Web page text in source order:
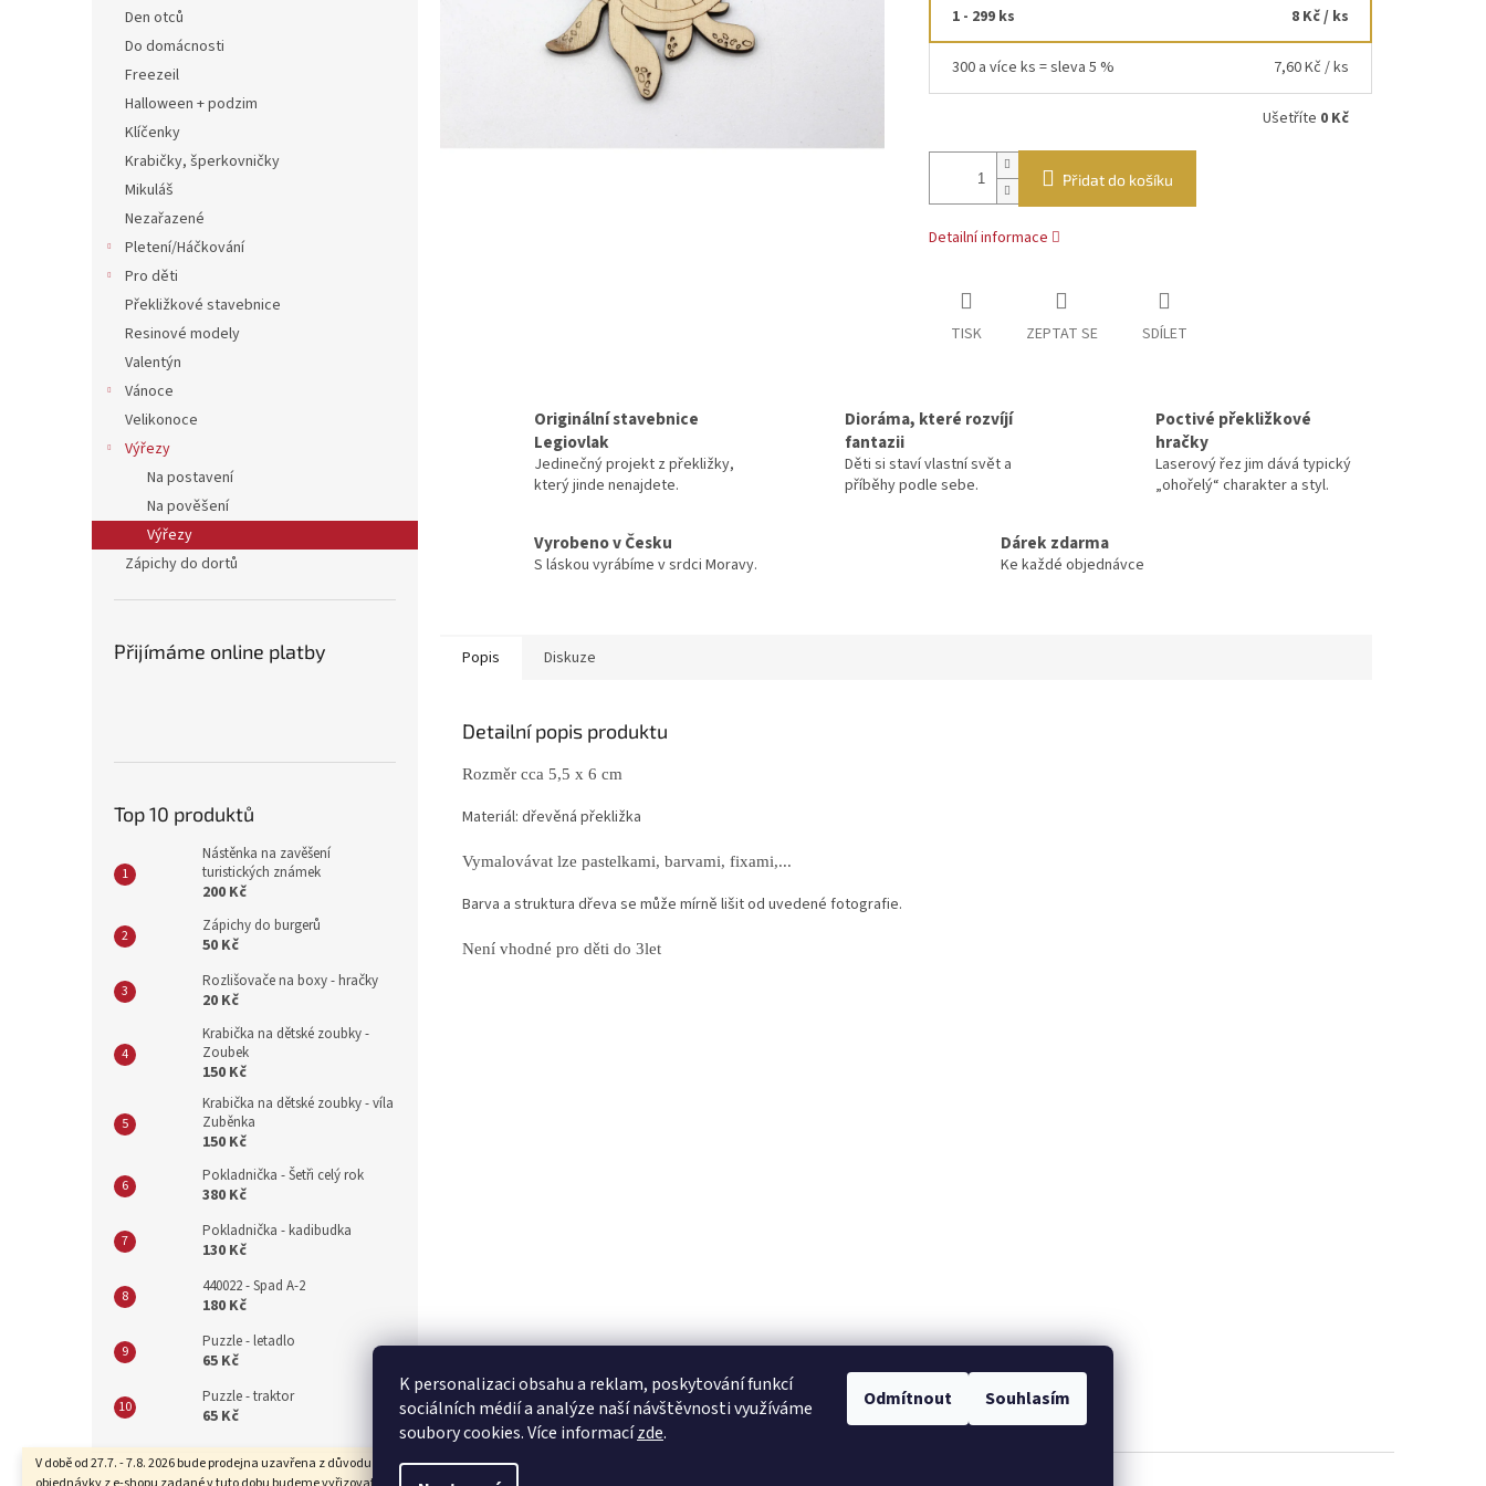
K personalizaci obsahu a reklam, poskytování funkcí
sociálních médií a analýze naší návštěvnosti využíváme
soubory cookies. Více informacízde.
Odmítnout Souhlasím
V době od 27.7. - 7.8. 2026 bude prodejna uzavřena z důvodu dovolené. Také
Den otců
Do domácnosti
Freezeil
Halloween + podzim
Klíčenky
Krabičky, šperkovničky
Mikuláš
Nezařazené
Pletení/Háčkování
Pro děti
Překližkové stavebnice
Resinové modely
Valentýn
Vánoce
Velikonoce
Výřezy
Na postavení
Na pověšení
Výřezy
Zápichy do dortů
Přijímáme online platby
Top 10 produktů
Nástěnka na zavěšení
turistických známek
200 Kč
Zápichy do burgerů
50 Kč
Rozlišovače na boxy - hračky
20 Kč
Krabička na dětské zoubky -
Zoubek
150 Kč
Krabička na dětské zoubky - víla
Zuběnka
150 Kč
Pokladnička - Šetři celý rok
380 Kč
Pokladnička - kadibudka
130 Kč
440022 - Spad A-2
180 Kč
Puzzle - letadlo
65 Kč
Puzzle - traktor
65 Kč
1 - 299 ks 8 Kč/ ks
300 a více ks = sleva 5 % 7,60 Kč / ks
Ušetříte 0 Kč
Přidat do košíku
Detailní informace
TISK ZEPTAT SE SDÍLET
Originální stavebnice
Legiovlak
Jedinečný projekt z překližky,
který jinde nenajdete.
Dioráma, které rozvíjí
fantazii
Děti si staví vlastní svět a
příběhy podle sebe.
Poctivé překližkové
hračky
Laserový řez jim dává typický
„ohořelý“ charakter a styl.
Vyrobeno v Česku
S láskou vyrábíme v srdci Moravy.
Dárek zdarma
Ke každé objednávce
Popis Diskuze
Detailní popis produktu
Rozměr cca 5,5 x 6 cm
Materiál: dřevěná překližka
Vymalovávat lze pastelkami, barvami, fixami,...
Barva a struktura dřeva se může mírně lišit od uvedené fotografie.
Není vhodné pro děti do 3let